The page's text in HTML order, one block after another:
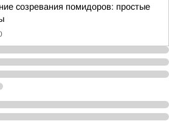
созревания помидоров: простые